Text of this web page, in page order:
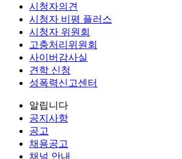
시청자의견
시청자 비평 플러스
시청자 위원회
고충처리위원회
사이버감사실
견학 신청
성폭력신고센터
알립니다
공지사항
공고
채용공고
채널 안내